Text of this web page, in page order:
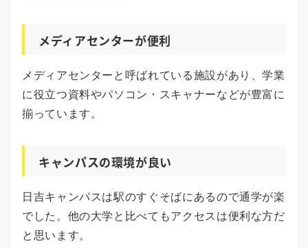
メディアセンターが便利
メディアセンターと呼ばれている施設があり、学業
に役立つ資料やパソコン・スキャナーなどが豊富に
揃っています。
キャンパスの環境が良い
日吉キャンパスは駅のすぐそばにあるので通学が楽
でした。他の大学と比べてもアクセスは便利な方だ
と思います。